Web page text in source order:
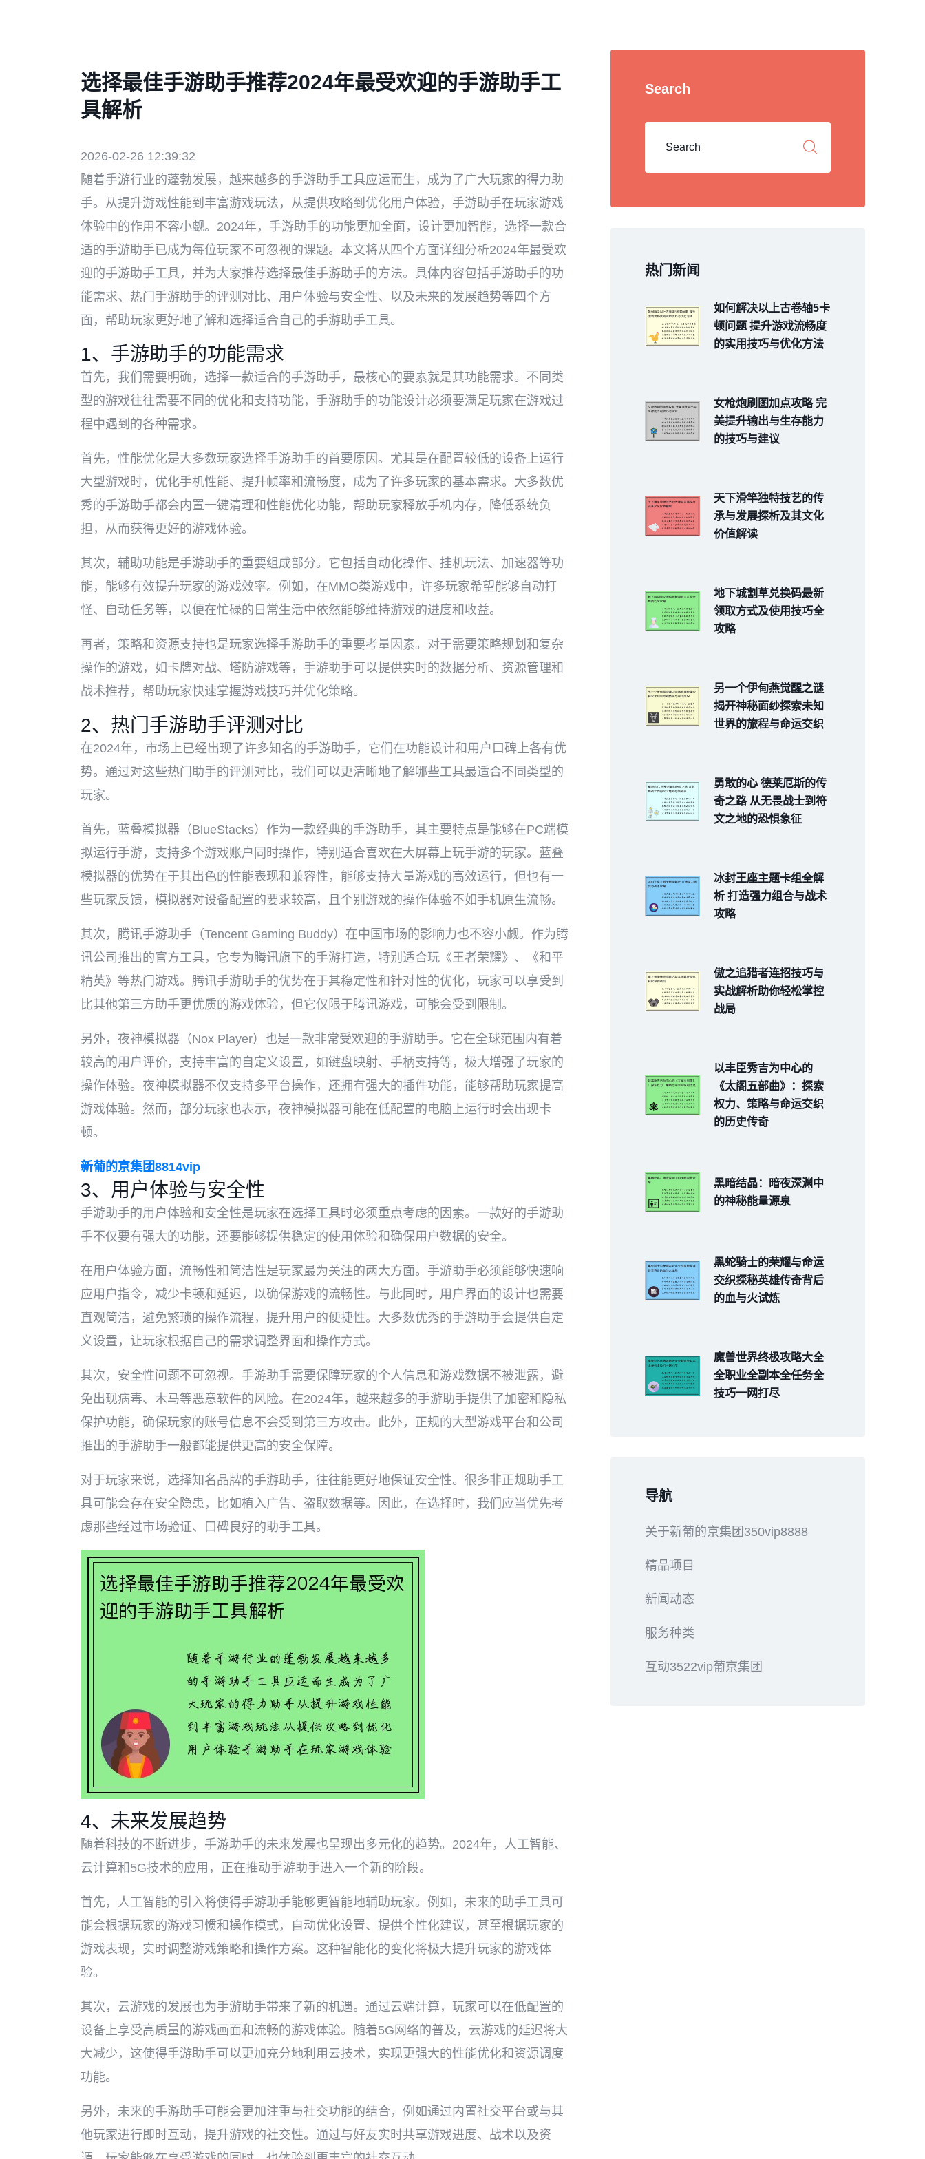
选择最佳手游助手推荐2024年最受欢迎的手游助手工
具解析
2026-02-26 12:39:32
随着手游行业的蓬勃发展，越来越多的手游助手工具应运而生，成为了广大玩家的得力助
手。从提升游戏性能到丰富游戏玩法，从提供攻略到优化用户体验，手游助手在玩家游戏
体验中的作用不容小觑。2024年，手游助手的功能更加全面，设计更加智能，选择一款合
适的手游助手已成为每位玩家不可忽视的课题。本文将从四个方面详细分析2024年最受欢
迎的手游助手工具，并为大家推荐选择最佳手游助手的方法。具体内容包括手游助手的功
能需求、热门手游助手的评测对比、用户体验与安全性、以及未来的发展趋势等四个方
面，帮助玩家更好地了解和选择适合自己的手游助手工具。
1、手游助手的功能需求
首先，我们需要明确，选择一款适合的手游助手，最核心的要素就是其功能需求。不同类
型的游戏往往需要不同的优化和支持功能，手游助手的功能设计必须要满足玩家在游戏过
程中遇到的各种需求。
首先，性能优化是大多数玩家选择手游助手的首要原因。尤其是在配置较低的设备上运行
大型游戏时，优化手机性能、提升帧率和流畅度，成为了许多玩家的基本需求。大多数优
秀的手游助手都会内置一键清理和性能优化功能，帮助玩家释放手机内存，降低系统负
担，从而获得更好的游戏体验。
其次，辅助功能是手游助手的重要组成部分。它包括自动化操作、挂机玩法、加速器等功
能，能够有效提升玩家的游戏效率。例如，在MMO类游戏中，许多玩家希望能够自动打
怪、自动任务等，以便在忙碌的日常生活中依然能够维持游戏的进度和收益。
再者，策略和资源支持也是玩家选择手游助手的重要考量因素。对于需要策略规划和复杂
操作的游戏，如卡牌对战、塔防游戏等，手游助手可以提供实时的数据分析、资源管理和
战术推荐，帮助玩家快速掌握游戏技巧并优化策略。
2、热门手游助手评测对比
在2024年，市场上已经出现了许多知名的手游助手，它们在功能设计和用户口碑上各有优
势。通过对这些热门助手的评测对比，我们可以更清晰地了解哪些工具最适合不同类型的
玩家。
首先，蓝叠模拟器（BlueStacks）作为一款经典的手游助手，其主要特点是能够在PC端模
拟运行手游，支持多个游戏账户同时操作，特别适合喜欢在大屏幕上玩手游的玩家。蓝叠
模拟器的优势在于其出色的性能表现和兼容性，能够支持大量游戏的高效运行，但也有一
些玩家反馈，模拟器对设备配置的要求较高，且个别游戏的操作体验不如手机原生流畅。
其次，腾讯手游助手（Tencent Gaming Buddy）在中国市场的影响力也不容小觑。作为腾
讯公司推出的官方工具，它专为腾讯旗下的手游打造，特别适合玩《王者荣耀》、《和平
精英》等热门游戏。腾讯手游助手的优势在于其稳定性和针对性的优化，玩家可以享受到
比其他第三方助手更优质的游戏体验，但它仅限于腾讯游戏，可能会受到限制。
另外，夜神模拟器（Nox Player）也是一款非常受欢迎的手游助手。它在全球范围内有着
较高的用户评价，支持丰富的自定义设置，如键盘映射、手柄支持等，极大增强了玩家的
操作体验。夜神模拟器不仅支持多平台操作，还拥有强大的插件功能，能够帮助玩家提高
游戏体验。然而，部分玩家也表示，夜神模拟器可能在低配置的电脑上运行时会出现卡
顿。
新葡的京集团8814vip
3、用户体验与安全性
手游助手的用户体验和安全性是玩家在选择工具时必须重点考虑的因素。一款好的手游助
手不仅要有强大的功能，还要能够提供稳定的使用体验和确保用户数据的安全。
在用户体验方面，流畅性和简洁性是玩家最为关注的两大方面。手游助手必须能够快速响
应用户指令，减少卡顿和延迟，以确保游戏的流畅性。与此同时，用户界面的设计也需要
直观简洁，避免繁琐的操作流程，提升用户的便捷性。大多数优秀的手游助手会提供自定
义设置，让玩家根据自己的需求调整界面和操作方式。
其次，安全性问题不可忽视。手游助手需要保障玩家的个人信息和游戏数据不被泄露，避
免出现病毒、木马等恶意软件的风险。在2024年，越来越多的手游助手提供了加密和隐私
保护功能，确保玩家的账号信息不会受到第三方攻击。此外，正规的大型游戏平台和公司
推出的手游助手一般都能提供更高的安全保障。
对于玩家来说，选择知名品牌的手游助手，往往能更好地保证安全性。很多非正规助手工
具可能会存在安全隐患，比如植入广告、盗取数据等。因此，在选择时，我们应当优先考
虑那些经过市场验证、口碑良好的助手工具。
4、未来发展趋势
随着科技的不断进步，手游助手的未来发展也呈现出多元化的趋势。2024年，人工智能、
云计算和5G技术的应用，正在推动手游助手进入一个新的阶段。
首先，人工智能的引入将使得手游助手能够更智能地辅助玩家。例如，未来的助手工具可
能会根据玩家的游戏习惯和操作模式，自动优化设置、提供个性化建议，甚至根据玩家的
游戏表现，实时调整游戏策略和操作方案。这种智能化的变化将极大提升玩家的游戏体
验。
其次，云游戏的发展也为手游助手带来了新的机遇。通过云端计算，玩家可以在低配置的
设备上享受高质量的游戏画面和流畅的游戏体验。随着5G网络的普及，云游戏的延迟将大
大减少，这使得手游助手可以更加充分地利用云技术，实现更强大的性能优化和资源调度
功能。
另外，未来的手游助手可能会更加注重与社交功能的结合，例如通过内置社交平台或与其
他玩家进行即时互动，提升游戏的社交性。通过与好友实时共享游戏进度、战术以及资
Search
热门新闻
如何解决以上古卷轴5卡
顿问题 提升游戏流畅度
的实用技巧与优化方法
女枪炮刷图加点攻略 完
美提升输出与生存能力
的技巧与建议
天下滑竿独特技艺的传
承与发展探析及其文化
价值解读
地下城割草兑换码最新
领取方式及使用技巧全
攻略
另一个伊甸燕觉醒之谜
揭开神秘面纱探索未知
世界的旅程与命运交织
勇敢的心 德莱厄斯的传
奇之路 从无畏战士到符
文之地的恐惧象征
冰封王座主题卡组全解
析 打造强力组合与战术
攻略
傲之追猎者连招技巧与
实战解析助你轻松掌控
战局
以丰臣秀吉为中心的
《太阁五部曲》：探索
权力、策略与命运交织
的历史传奇
黑暗结晶：暗夜深渊中
的神秘能量源泉
黑蛇骑士的荣耀与命运
交织探秘英雄传奇背后
的血与火试炼
魔兽世界终极攻略大全
全职业全副本全任务全
技巧一网打尽
导航
关于新葡的京集团350vip8888
精品项目
新闻动态
服务种类
互动3522vip葡京集团